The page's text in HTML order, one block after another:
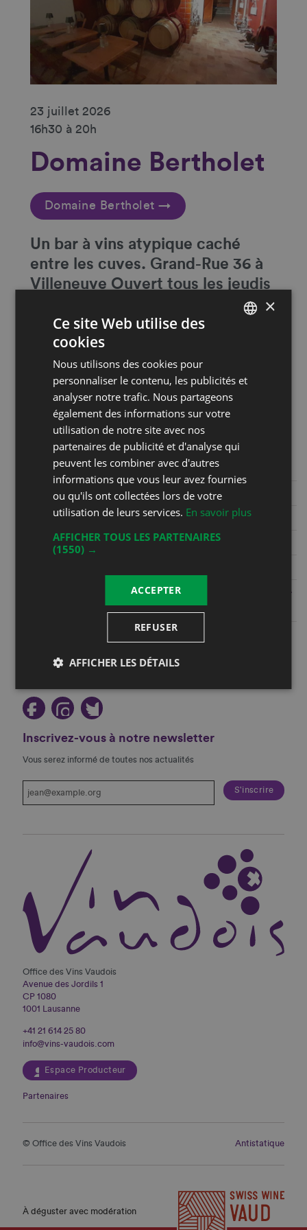
23 juillet 2026
16h30 à 20h
Domaine Bertholet
Domaine Bertholet →
Un bar à vins atypique caché
entre les cuves. Grand-Rue 36 à
Villeneuve Ouvert tous les jeudis
et vendredis de 16h30 à 20h et le
samedi de 9h30 à 12h30. Les
autres jours sur appel au 079 587
75 54
Coordonnées
Christophe Bertholet
Grand Rue 36
1844 Villeneuve
Phone +41 21 960 22 48
Mobile +41 79 587 75 54
https://www.cavebertholet.ch/bar-
a-vins---caveau.html
Restez au courant!
Inscrivez-vous à notre newsletter
Vous serez informé de toutes nos actualités
Office des Vins Vaudois
Avenue des Jordils 1
CP 1080
1001 Lausanne
+41 21 614 25 80
info@vins-vaudois.com
Espace Producteur
Partenaires
© Office des Vins Vaudois Antistatique
À déguster avec modération
×
Ce site Web utilise des
cookies
Nous utilisons des cookies pour
personnaliser le contenu, les publicités et
analyser notre trafic. Nous partageons
également des informations sur votre
utilisation de notre site avec nos
partenaires de publicité et d'analyse qui
peuvent les combiner avec d'autres
informations que vous leur avez fournies
ou qu'ils ont collectées lors de votre
utilisation de leurs services. En savoir plus
AFFICHER TOUS LES PARTENAIRES
(1550) →
ACCEPTER
REFUSER
AFFICHER LES DÉTAILS